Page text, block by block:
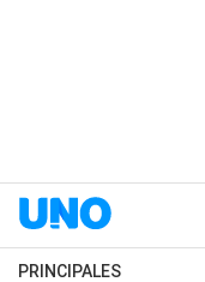
PRINCIPALES